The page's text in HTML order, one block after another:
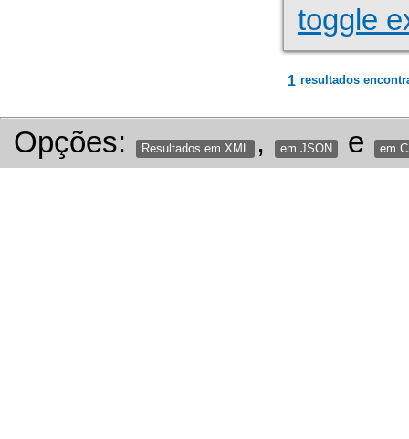
toggle
1 resultados
Opções: Resultados em XML , em JSON e em